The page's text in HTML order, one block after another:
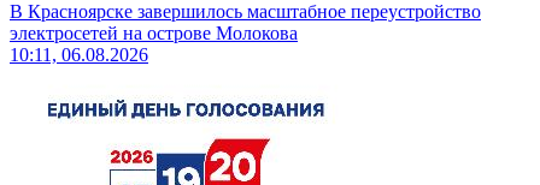
В Красноярске завершилось масштабное переустройство
электросетей на острове Молокова
10:11, 06.08.2026